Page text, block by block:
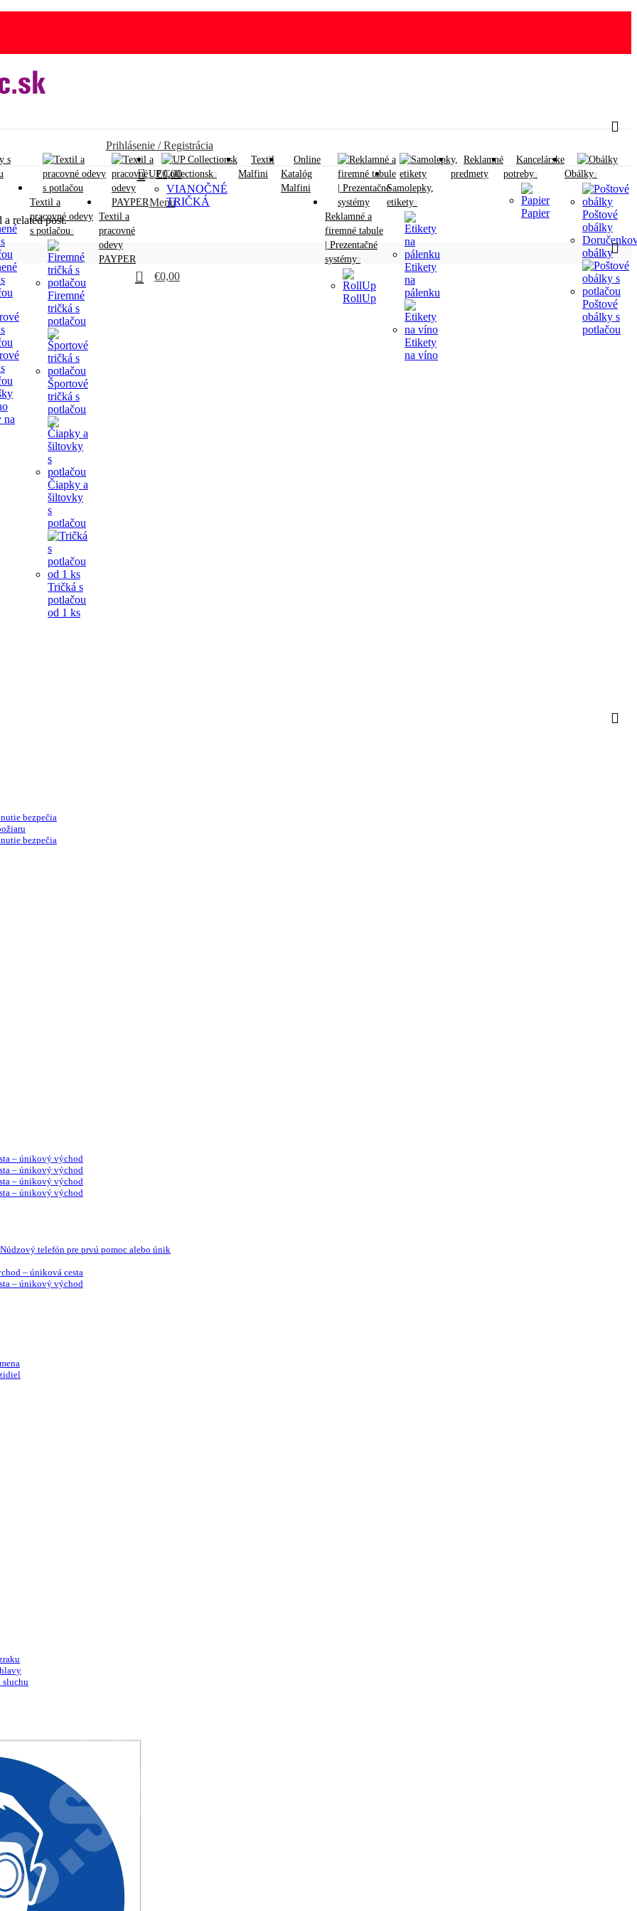
Prihlásenie / Registrácia
0 €0,00
Menu
0 €0,00
na
Textil a
pracovné odevy
s potlačou
Firemné
tričká s
potlačou
Športové
tričká s
potlačou
Čiapky a
šiltovky
s
potlačou
Tričká s
potlačou
od 1 ks
Textil a
pracovné
odevy
PAYPER
UP Collectionsk
VIANOČNÉ
TRIČKÁ
Textil
Malfini
Online
Katalóg
Malfini
Reklamné a
firemné tabule
| Prezentačné
systémy
RollUp
Samolepky,
etikety
Etikety
na
pálenku
Etikety
na víno
Reklamné
predmety
Kancelárske
potreby
Papier
Obálky
Poštové
obálky
obálky
Poštové
obálky s
potlačou
related post.
bezpečia
bezpečia
– únikový východ
– únikový východ
– únikový východ
– únikový východ
telefón pre prvú pomoc alebo únik
– úniková cesta
– únikový východ
sluchu